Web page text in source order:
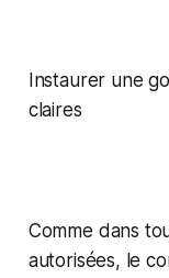
Instaurer une
claires
Comme dans
autorisées, le